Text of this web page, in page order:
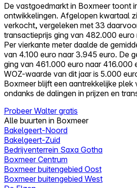
Alles-in-één
Reviews
Prijzen
Log in
Probeer Walter gratis
De vastgoedmarkt in Boxmeer toont
ontwikkelingen. Afgelopen kwartaal
verkocht, vergeleken met 33
transactieprijs ging van 482.000
Per vierkante meter daalde de
van 4.100 euro naar 3.945 euro. De
ging van 461.000 euro naar 416.000
WOZ-waarde van dit jaar is 5.000
Boxmeer blijft een aantrekkelijke
ondanks de dalingen in prijzen en
Probeer Walter gratis
Alle buurten in Boxmeer
Bakelgeert-Noord
Bakelgeert-Zuid
Bedrijventerrein Saxa Gotha
Boxmeer Centrum
Boxmeer buitengebied Oost
Boxmeer buitengebied West